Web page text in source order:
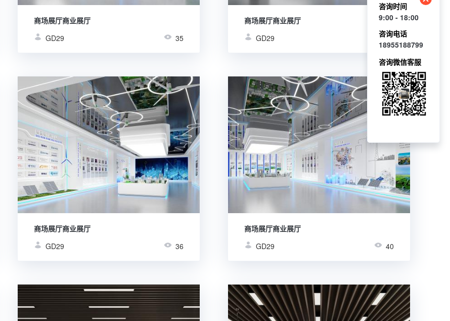
商场展厅商业展厅
GD29
35
商场展厅商业展厅
GD29
37
商场展厅商业展厅
GD29
36
商场展厅商业展厅
GD29
40
咨询时间
9:00 - 18:00
咨询电话
18955188799
咨询微信客服